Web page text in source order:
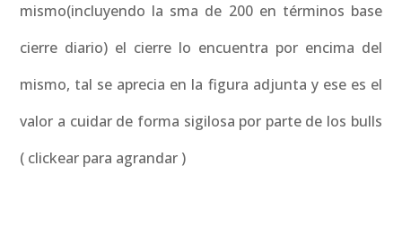
mismo(incluyendo la sma de 200 en términos base
cierre diario) el cierre lo encuentra por encima del
mismo, tal se aprecia en la figura adjunta y ese es el
valor a cuidar de forma sigilosa por parte de los bulls
( clickear para agrandar )